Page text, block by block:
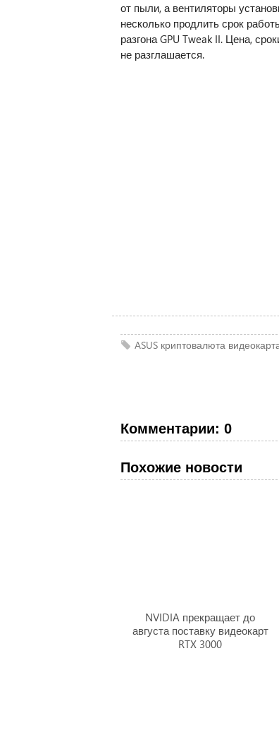
от пыли, а вентиляторы
несколько продлить срок
разгона GPU Tweak II. Цена,
не разглашается.
ASUS криптовалюта
Комментарии: 0
Похожие новости
NVIDIA прекращает до
августа поставку видеокарт
RTX 3000